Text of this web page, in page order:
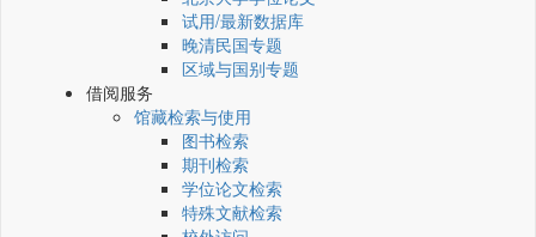
试用/最新数据库
晚清民国专题
区域与国别专题
借阅服务
馆藏检索与使用
图书检索
期刊检索
学位论文检索
特殊文献检索